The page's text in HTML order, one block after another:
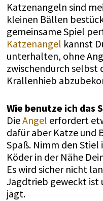
Katzenangeln sind
kleinen Bällen
gemeinsame Spiel
Katzenangel kannst
unterhalten, ohne
zwischendurch selbst
Krallenhieb
Wie benutze ich das
DieAngel erfordert
dafür aber Katze und
Spaß. Nimm den Stiel
Köder in der Nähe
Es wird sicher nicht
Jagdtrieb geweckt ist
jagt.